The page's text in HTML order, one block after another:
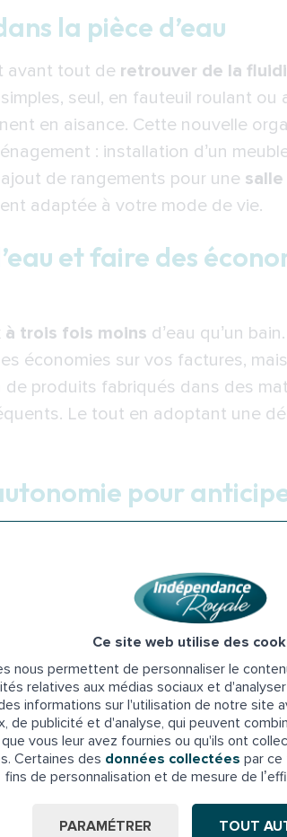
Ce site web utilise des
nous permettent de personnaliser le
relatives aux médias sociaux et
informations sur l'utilisation de notre site
de publicité et d'analyse, qui peuvent
vous leur avez fournies ou qu'ils ont
Certaines des données collectées par ce
fins de personnalisation et de mesure de
PARAMÉTRER TOUT
évoluer avec vous
pour remplacer une baignoire
du logement
contact à l’après-pose
?
par une douche senior
de votre baignoire en
remplacer une baignoire par
%
du handicap)
mutuelles
quotidien
la pièce d’eau
avant tout de retrouver de la
seul, en fauteuil roulant ou
en aisance. Cette nouvelle
: installation d’un
de rangements pour une
adaptée à votre mode de vie.
et faire des
trois fois moins d’eau qu’un
économies sur vos factures,
de produits fabriqués dans des
Le tout en adoptant une
pour
d’intégrer un siège repliable
pour continuer à se laver seul plus
importante pour envisager
les besoins liés à l’âgeou à une
la salle de bains, dans
de revoir le style, les
ergonomique : la pièce gagne
unerénovation harmonieuse,